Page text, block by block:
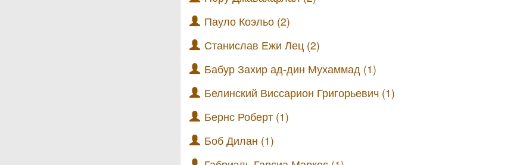
Пауло Коэльо (2)
Станислав Ежи Лец (2)
Бабур Захир ад-дин Мухаммад (1)
Белинский Виссарион Григорьевич (1)
Бернс Роберт (1)
Боб Дилан (1)